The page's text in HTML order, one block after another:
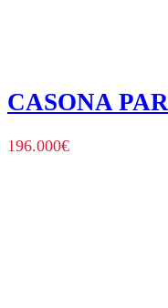
CASONA
196.000€